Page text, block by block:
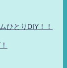
ひとりDIY！！